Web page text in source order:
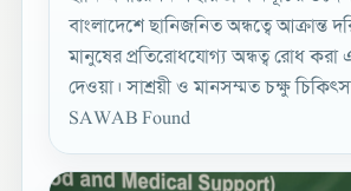
বাংলাদেশে ছানিজনিত অন্ধত্বে আক্রান্ত
মানুষের প্রতিরোধযোগ্য অন্ধত্ব রোধ করা
দেওয়া। সাশ্রয়ী ও মানসম্মত চক্ষু
SAWAB Found